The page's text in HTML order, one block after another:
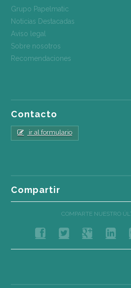
Grupo Papelmatic
Noticias Destacadas
Aviso legal
Sobre nosotros
Recomendaciones
Contacto
ir al formulario
Compartir
COMPARTE NUESTRO